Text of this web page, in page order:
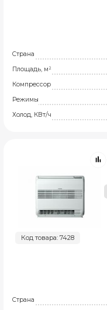
Страна
Площадь, м²
Компрессор
Режимы
Холод, КВт/ч
Код товара: 7428
Страна